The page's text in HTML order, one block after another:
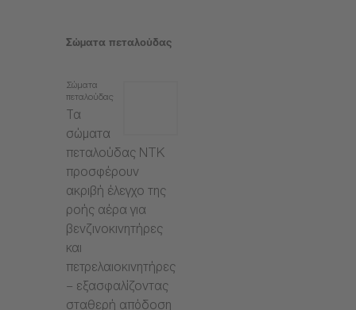
Σώματα πεταλούδας
Σώματα
πεταλούδας
Τα
σώματα
πεταλούδας NTK
προσφέρουν
ακριβή έλεγχο της
ροής αέρα για
βενζινοκινητήρες
και
πετρελαιοκινητήρες
– εξασφαλίζοντας
σταθερή απόδοση